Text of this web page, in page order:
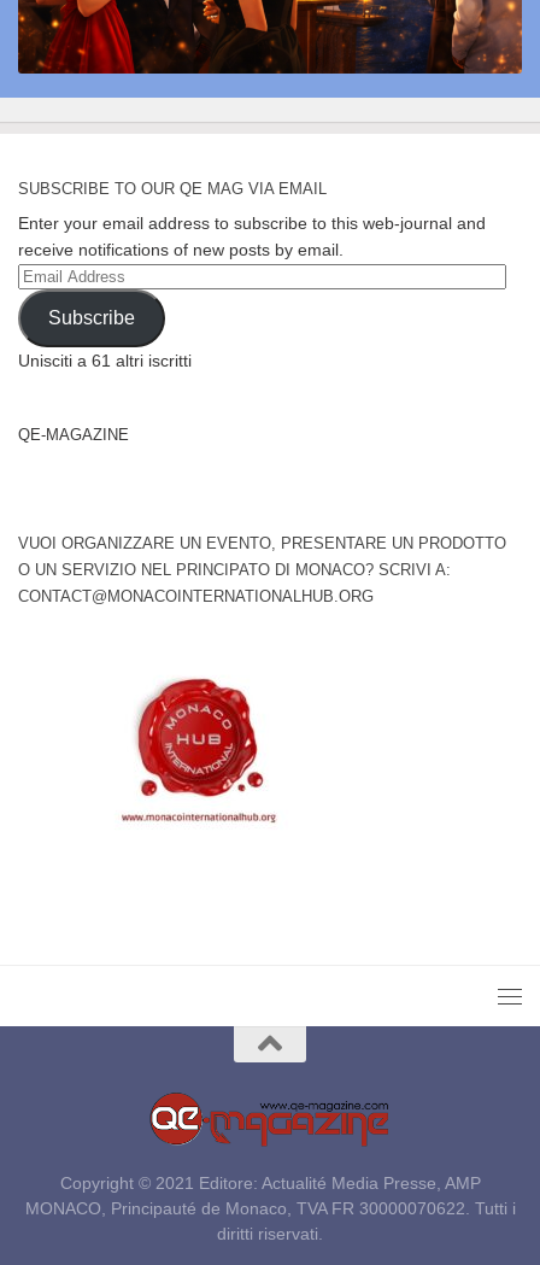
SUBSCRIBE TO OUR QE MAG VIA EMAIL
Enter your email address to subscribe to this web-journal and
receive notifications of new posts by email.
Email
Address
Subscribe
Unisciti a 61 altri iscritti
QE-MAGAZINE
VUOI ORGANIZZARE UN EVENTO, PRESENTARE UN PRODOTTO
O UN SERVIZIO NEL PRINCIPATO DI MONACO? SCRIVI A:
CONTACT@MONACOINTERNATIONALHUB.ORG
Copyright © 2021 Editore: Actualité Media Presse, AMP
MONACO, Principauté de Monaco, TVA FR 30000070622. Tutti i
diritti riservati.